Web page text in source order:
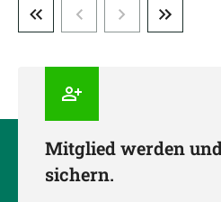
Mitglied werden
sichern.